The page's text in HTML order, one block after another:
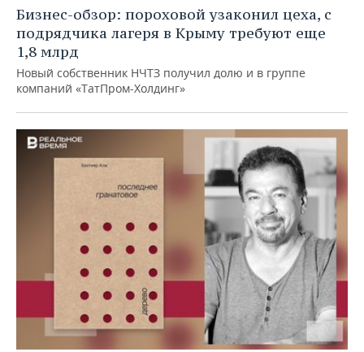
Бизнес-обзор: пороховой узаконил цеха, с
подрядчика лагеря в Крыму требуют еще
1,8 млрд
Новый собственник НЧТЗ получил долю и в группе
компаний «ТатПром-Холдинг»